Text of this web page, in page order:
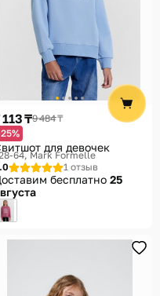
113 ₸9 484 ₸
для девочек
64 Mark Formelle
1 отзыв
бесплатно 25